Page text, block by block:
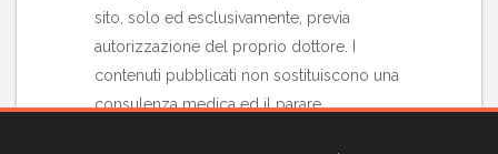
sito, solo ed esclusivamente, previa
autorizzazione del proprio dottore. I
contenuti pubblicati non sostituiscono una
consulenza medica ed il parare